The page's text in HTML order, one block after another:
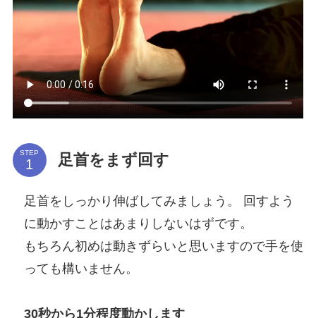
STEP 足首をまず回す
足首をしっかり伸ばしてみましょう。 回すよう
に動かすことはあまりしないはずです。
もちろん初めは動きずらいと思いますので手を使
っても構いません。
30秒から1分程度動かします